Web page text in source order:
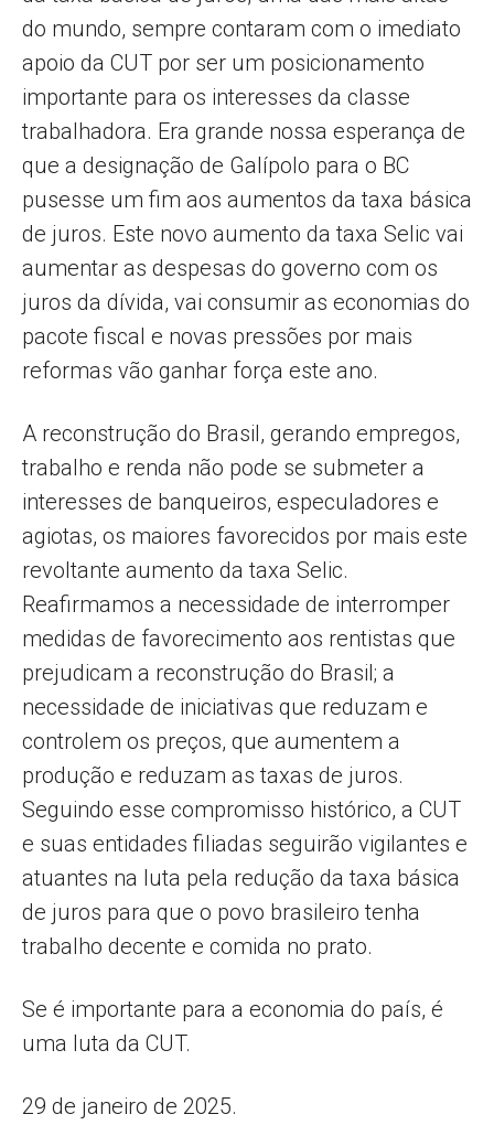
do mundo, sempre contaram com o imediato
apoio da CUT por ser um posicionamento
importante para os interesses da classe
trabalhadora. Era grande nossa esperança de
que a designação de Galípolo para o BC
pusesse um fim aos aumentos da taxa básica
de juros. Este novo aumento da taxa Selic vai
aumentar as despesas do governo com os
juros da dívida, vai consumir as economias do
pacote fiscal e novas pressões por mais
reformas vão ganhar força este ano.
A reconstrução do Brasil, gerando empregos,
trabalho e renda não pode se submeter a
interesses de banqueiros, especuladores e
agiotas, os maiores favorecidos por mais este
revoltante aumento da taxa Selic.
Reafirmamos a necessidade de interromper
medidas de favorecimento aos rentistas que
prejudicam a reconstrução do Brasil; a
necessidade de iniciativas que reduzam e
controlem os preços, que aumentem a
produção e reduzam as taxas de juros.
Seguindo esse compromisso histórico, a CUT
e suas entidades filiadas seguirão vigilantes e
atuantes na luta pela redução da taxa básica
de juros para que o povo brasileiro tenha
trabalho decente e comida no prato.
Se é importante para a economia do país, é
uma luta da CUT.
29 de janeiro de 2025.